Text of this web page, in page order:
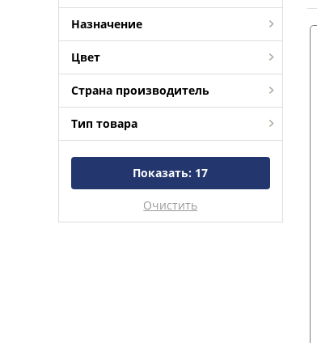
Назначение
Цвет
Страна производитель
Тип товара
Показать: 17
Очистить